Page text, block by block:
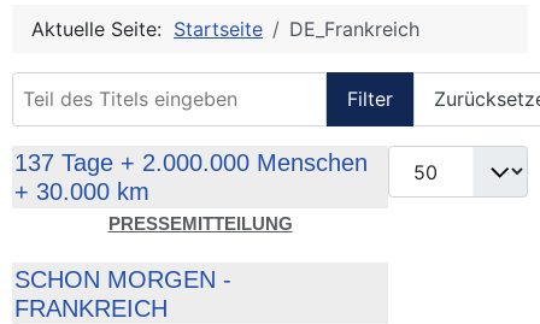
Aktuelle Seite: Startseite DE_Frankreich
Filter
Anzeige #
137 Tage + 2.000.000 Menschen
+ 30.000 km
PRESSEMITTEILUNG
SCHON MORGEN -
FRANKREICH